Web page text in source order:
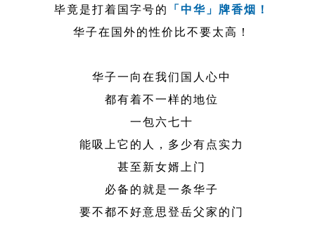
毕竟是打着国字号的 「中华」牌香烟！
华子在国外的性价比不要太高！
华子一向在我们国人心中
都有着不一样的地位
一包六七十
能吸上它的人，多少有点实力
甚至新女婿上门
必备的就是一条华子
要不都不好意思登岳父家的门